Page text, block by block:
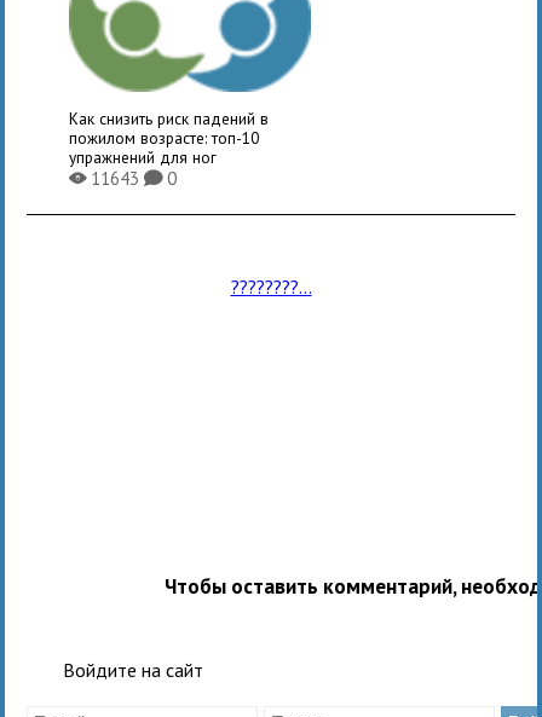
Как снизить риск падений в
пожилом возрасте: топ-10
упражнений для ног
X11643K0
????????...
Чтобы оставить комментарий,
Войдите на сайт